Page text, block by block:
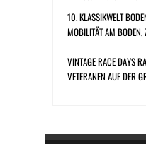
10. KLASSIKWELT
MOBILITÄT AM BODEN,
VINTAGE RACE DAYS
VETERANEN AUF DER